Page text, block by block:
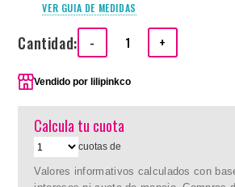
VER GUIA DE MEDIDAS
Cantidad: - +
Vendido porlilipinkco
Calcula tu cuota
cuotas de
Valores informativos calculados con